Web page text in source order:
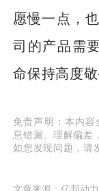
愿慢一点，
司的产品需
命保持高度敬
免责声明：本内容
息错漏、理解偏差
如您发现问题，请
文章来源：亿邦动力